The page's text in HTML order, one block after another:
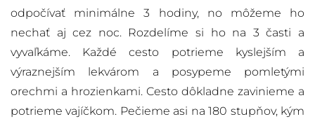
odpočívať minimálne 3 hodiny, no môžeme ho
nechať aj cez noc. Rozdelíme si ho na 3 časti a
vyvaľkáme. Každé cesto potrieme kyslejším a
výraznejším lekvárom a posypeme pomletými
orechmi a hrozienkami. Cesto dôkladne zavinieme a
potrieme vajíčkom. Pečieme asi na 180 stupňov, kým